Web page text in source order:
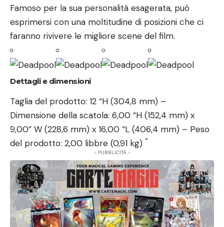
Famoso per la sua personalità esagerata, può
esprimersi con una moltitudine di posizioni che ci
faranno rivivere le migliore scene del film.
Dettagli e dimensioni
Taglia del prodotto: 12 “H (304,8 mm) –
Dimensione della scatola: 6,00 “H (152,4 mm) x
9,00” W (228,6 mm) x 16,00 “L (406,4 mm) – Peso
del prodotto: 2,00 libbre (0,91 kg) *
- PUBBLICITÀ -